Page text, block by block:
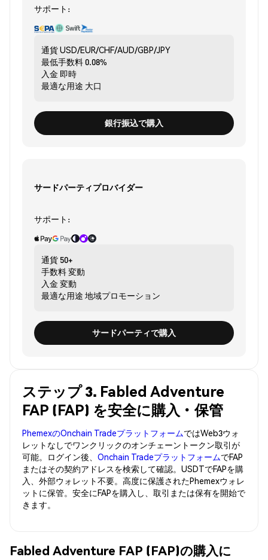
サポート:
通貨USD/EUR/CHF/AUD/GBP/JPY
最低手数料0.08%
入金 即時
最適な用途 大口
銀行振込で購入
サードパーティプロバイダー
サポート:
通貨 50+
手数料変動
入金 変動
最適な用途 地域プロモーション
サードパーティで購入
ステップ 3. Fabled Adventure
FAP (FAP) を安全に購入・保管
PhemexのOnchain TradeプラットフォームではWeb3ウォ
レットなしでワンクリックのオンチェーントークン取引が
可能。ログイン後、 Onchain TradeプラットフォームでFAP
またはその契約アドレスを検索して確認。USDTでFAPを購
入、外部ウォレット不要。高度に保護されたPhemexウォレ
ットに保管。安全にFAPを購入し、取引または保有を開始で
きます。
Fabled Adventure FAP (FAP)の購入に